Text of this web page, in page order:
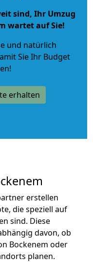
sind, Ihr Umzug
wartet auf Sie!
und natürlich
Sie Ihr Budget
erhalten
erstellen
die speziell auf
sind. Diese
davon, ob
Bockenem oder
planen.